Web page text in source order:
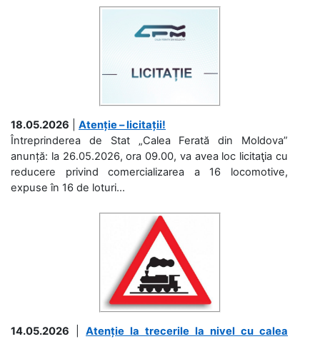
18.05.2026
Atenție – licitații!
Întreprinderea de Stat „Calea Ferată din Moldova”
anunță: la 26.05.2026, ora 09.00, va avea loc licitaţia cu
reducere privind comercializarea a 16 locomotive,
expuse în 16 de loturi...
14.05.2026
Atenție la trecerile la nivel cu calea